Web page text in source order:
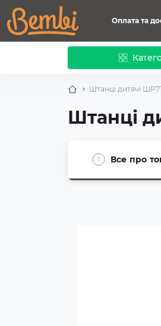
Оплата та
Штанці дитячі
Штанці
Все про